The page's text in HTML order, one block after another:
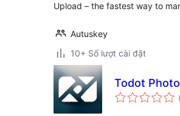
Upload – the fastest way to
Autuskey
10+ Số lượt cài đặt
Todot